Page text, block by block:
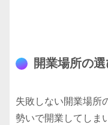
開業場所の
失敗しない開業場所
勢いで開業してしま